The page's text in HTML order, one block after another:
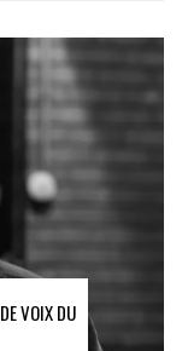
VOIX DU